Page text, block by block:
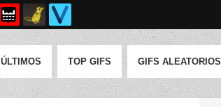
ÚLTIMOS TOP GIFS GIFS ALEATORIOS